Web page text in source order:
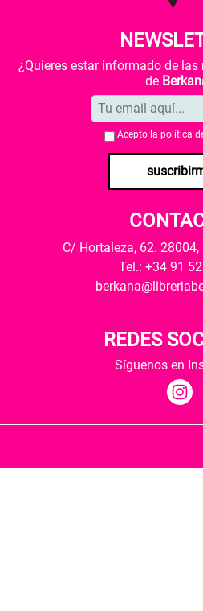
¿Quieres estar informado de
de
Acepto la política
C/ Hortaleza, 62.
Tel.: +34 91
REDES
Síguenos en